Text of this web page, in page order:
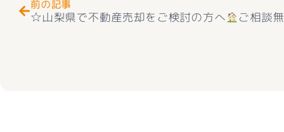
前の記事
☆山梨県で不動産売却をご検討の方へ ご相談無料